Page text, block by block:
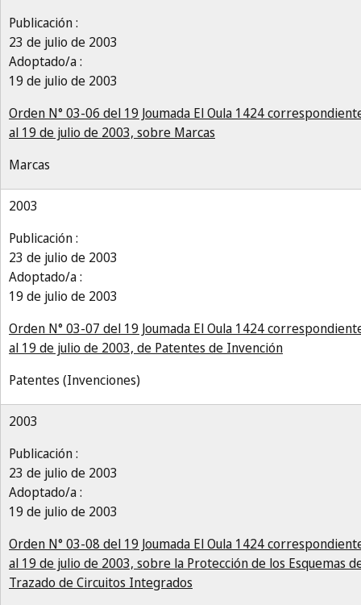
Publicación :
23 de julio de 2003
Adoptado/a :
19 de julio de 2003
Orden N° 03-06 del 19 Joumada El Oula 1424
al 19 de julio de 2003, sobre Marcas
Marcas
2003
Publicación :
23 de julio de 2003
Adoptado/a :
19 de julio de 2003
Orden N° 03-07 del 19 Joumada El Oula 1424
al 19 de julio de 2003, de Patentes de Invención
Patentes (Invenciones)
2003
Publicación :
23 de julio de 2003
Adoptado/a :
19 de julio de 2003
Orden N° 03-08 del 19 Joumada El Oula 1424
al 19 de julio de 2003, sobre la Protección de los Esquemas
Trazado de Circuitos Integrados